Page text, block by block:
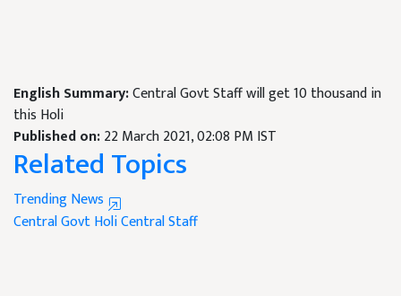
English Summary:Central Govt Staff will get 10 thousand in
this Holi
Published on:22 March 2021, 02:08 PM IST
Related Topics
Trending News
Central GovtHoliCentral Staff